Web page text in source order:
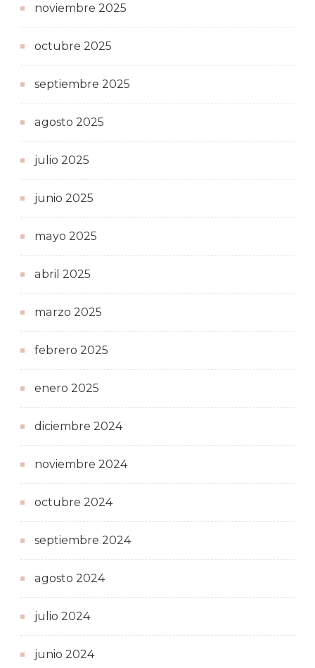
noviembre 2025
octubre 2025
septiembre 2025
agosto 2025
julio 2025
junio 2025
mayo 2025
abril 2025
marzo 2025
febrero 2025
enero 2025
diciembre 2024
noviembre 2024
octubre 2024
septiembre 2024
agosto 2024
julio 2024
junio 2024